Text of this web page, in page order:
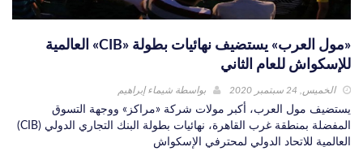
«مول العرب» يستضيف نهائيات بطولة «CIB» العالمية
للإسكواش للعام الثاني
الخميس, 24 سبتمبر 2020 بواسطة شيماء إبراهيم
يستضيف مول العرب، أكبر مولات شركة «مراكز» ووجهة التسوق
المفضلة بمنطقة غرب القاهرة، نهائيات بطولة البنك التجاري الدولي (CIB)
العالمية للاتحاد الدولي لمحترفي الإسكواش